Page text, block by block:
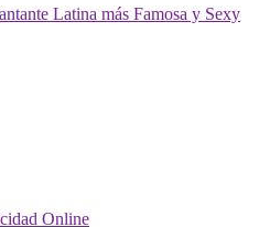
Latina más Famosa y Sexy
Online